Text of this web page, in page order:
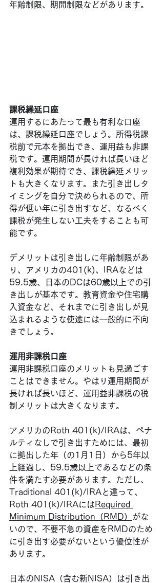
年齢制限、期間制限などがあります。
課税繰延口座
運用するにあたって最も有利な口座
は、課税繰延口座でしょう。所得税課
税前で元本を拠出でき、運用益も非課
税です。運用期間が長ければ長いほど
複利効果が期待でき、課税繰延メリッ
トも大きくなります。また引き出しタ
イミングを自分で決められるので、所
得が低い年に引き出すなど、なるべく
課税が発生しない工夫をすることも可
能です。
デメリットは引き出しに年齢制限があ
り、アメリカの401(k)、IRAなどは
59.5歳、日本のDCは60歳以上での引
き出しが基本です。教育資金や住宅購
入資金など、それまでに引き出しが見
込まれるような使途には一般的に不向
きでしょう。
運用非課税口座
運用非課税口座のメリットも見過ごす
ことはできません。やはり運用期間が
長ければ長いほど、運用益非課税の税
制メリットは大きくなります。
アメリカのRoth 401(k)/IRAは、ペナ
ルティなしで引き出すためには、最初
に拠出した年（の1月1日）から5年以
上経過し、59.5歳以上であるなどの条
件を満たす必要があります。ただし、
Traditional 401(k)/IRAと違って、
Roth 401(k)/IRAには Required
Minimum Distribution（RMD）
がな
いので、不要不急の資産をRMDのため
に引き出す必要がないという優位性が
あります。
日本のNISA（含む新NISA）は引き出